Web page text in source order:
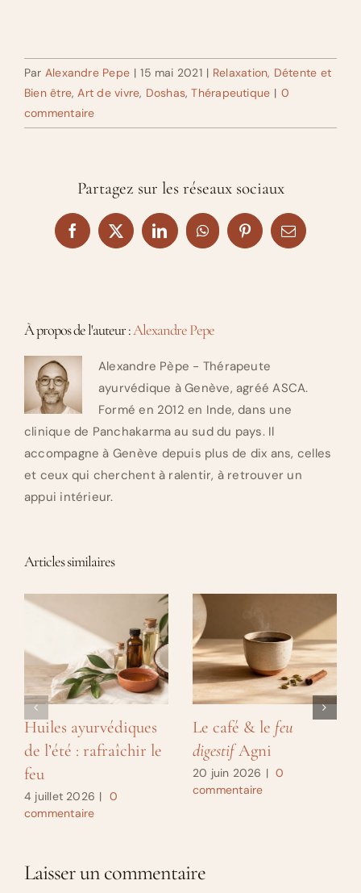
Par Alexandre Pepe | 15 mai 2021 | Relaxation, Détente et
Bien être,Art de vivre, Doshas,Thérapeutique | 0
commentaire
Partagez sur les réseaux sociaux
Facebook
X LinkedInWhatsAppPinterestEmail
À propos de l'auteur :Alexandre Pepe
Alexandre Pèpe - Thérapeute
ayurvédique à Genève, agréé ASCA.
Formé en 2012 en Inde, dans une
clinique de Panchakarma au sud du pays. Il
accompagne à Genève depuis plus de dix ans, celles
et ceux qui cherchent à ralentir, à retrouver un
appui intérieur.
Articles similaires
Huiles ayurvédiques
de l’été : rafraîchir le
feu
4 juillet 2026 | 0
commentaire
Le café & le feu
digestifAgni
20 juin 2026 | 0
commentaire
Laisser un commentaire